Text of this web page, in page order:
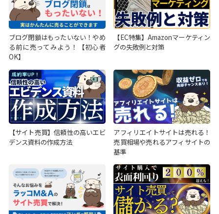
ブログ閉鎖はもったいない！やめ
る前に売ってみよう！【初心者
OK】
【EC特集】Amazonマーケティン
グの失敗例と対策
【サイト売買】信頼性の高いエビ
デンス資料の作成方法
アフィリエイトサイトは売れる！
売買相場や売れるアフィサイトの
基準